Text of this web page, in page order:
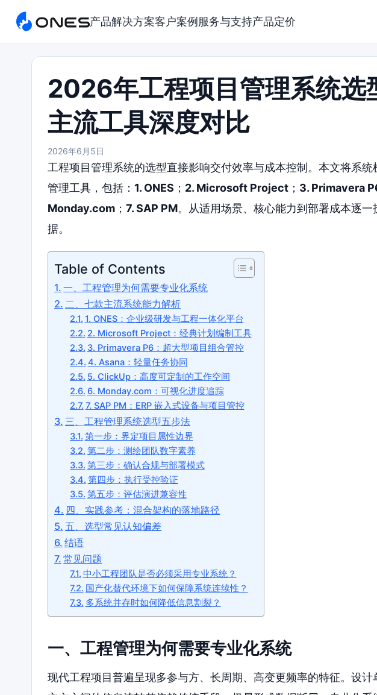
产品解决方案客户案例 服务与支持产品定价
2026年工程项目管理系统选
主流工具深度对比
2026年6月5日
工程项目管理系统的选型直接影响交付效率与成本控制。本文将系统
管理工具，包括： 1. ONES ； 2. Microsoft Project ； 3. Primavera
Monday.com ； 7. SAP PM。从适用场景、核心能力到部署成本逐
据。
Table of Contents
一、工程管理为何需要专业化系统
二、七款主流系统能力解析
1. ONES：企业级研发与工程一体化平台
2. Microsoft Project：经典计划编制工具
3. Primavera P6：超大型项目组合管控
4. Asana：轻量任务协同
5. ClickUp：高度可定制的工作空间
6. Monday.com：可视化进度追踪
7. SAP PM：ERP 嵌入式设备与项目管控
三、工程管理系统选型五步法
第一步：界定项目属性边界
第二步：测绘团队数字素养
第三步：确认合规与部署模式
第四步：执行受控验证
第五步：评估演进兼容性
四、实践参考：混合架构的落地路径
五、选型常见认知偏差
结语
常见问题
中小工程团队是否必须采用专业系统？
国产化替代环境下如何保障系统连续性？
多系统并存时如何降低信息割裂？
一、工程管理为何需要专业化系统
现代工程项目普遍呈现多参与方、长周期、高变更频率的特征。设